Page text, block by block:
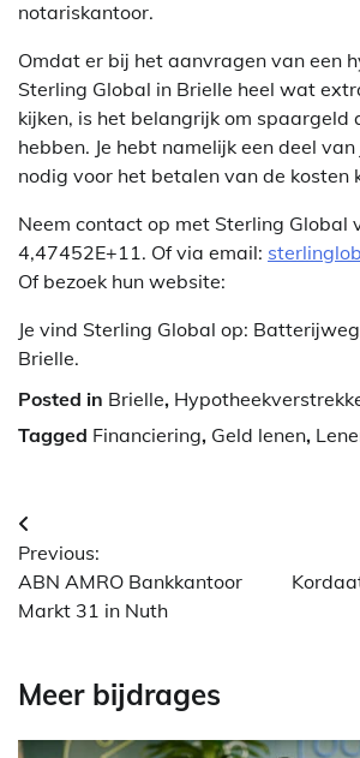
notariskantoor.
Omdat er bij het aanvragen van een
Sterling Global in Brielle heel wat
kijken, is het belangrijk om spaargeld
hebben. Je hebt namelijk een deel
nodig voor het betalen van de kosten
Neem contact op met Sterling Global
4,47452E+11. Of via email:
Of bezoek hun website:
Je vind Sterling Global op:
Brielle.
Posted in Brielle,
Tagged Financiering, Geld lenen,
Berichtnavigatie
Previous:
ABN AMRO Bankkantoor
Markt 31 in Nuth
Meer bijdrages